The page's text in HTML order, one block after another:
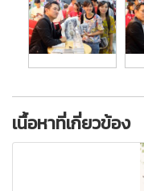
เนื้อหาที่เกี่ยวข้อง